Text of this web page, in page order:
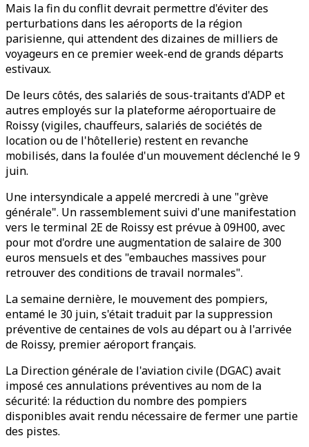
Mais la fin du conflit devrait permettre d'éviter des
perturbations dans les aéroports de la région
parisienne, qui attendent des dizaines de milliers de
voyageurs en ce premier week-end de grands départs
estivaux.
De leurs côtés, des salariés de sous-traitants d'ADP et
autres employés sur la plateforme aéroportuaire de
Roissy (vigiles, chauffeurs, salariés de sociétés de
location ou de l'hôtellerie) restent en revanche
mobilisés, dans la foulée d'un mouvement déclenché le 9
juin.
Une intersyndicale a appelé mercredi à une "grève
générale". Un rassemblement suivi d'une manifestation
vers le terminal 2E de Roissy est prévue à 09H00, avec
pour mot d'ordre une augmentation de salaire de 300
euros mensuels et des "embauches massives pour
retrouver des conditions de travail normales".
La semaine dernière, le mouvement des pompiers,
entamé le 30 juin, s'était traduit par la suppression
préventive de centaines de vols au départ ou à l'arrivée
de Roissy, premier aéroport français.
La Direction générale de l'aviation civile (DGAC) avait
imposé ces annulations préventives au nom de la
sécurité: la réduction du nombre des pompiers
disponibles avait rendu nécessaire de fermer une partie
des pistes.